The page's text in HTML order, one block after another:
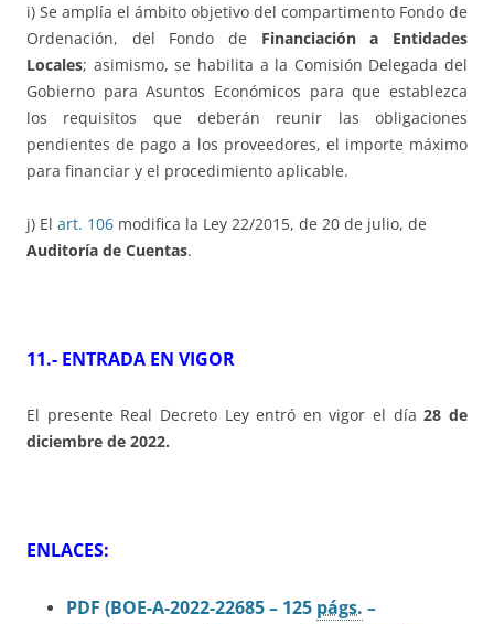
i) Se amplía el ámbito objetivo del compartimento Fondo de
Ordenación, del Fondo de Financiación a Entidades
Locales; asimismo, se habilita a la Comisión Delegada del
Gobierno para Asuntos Económicos para que establezca
los requisitos que deberán reunir las obligaciones
pendientes de pago a los proveedores, el importe máximo
para financiar y el procedimiento aplicable.
j) El art. 106 modifica la Ley 22/2015, de 20 de julio, de
Auditoría de Cuentas.
11.- ENTRADA EN VIGOR
El presente Real Decreto Ley entró en vigor el día28 de
diciembre de 2022.
ENLACES:
PDF (BOE-A-2022-22685 – 125 págs. –